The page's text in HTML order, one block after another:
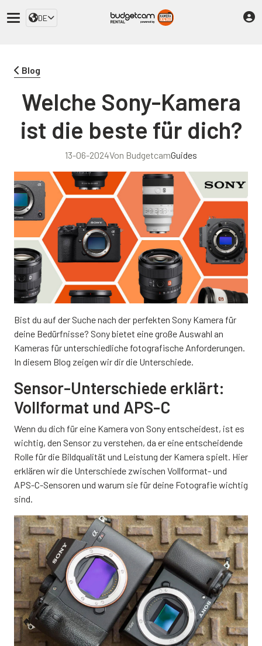
DE
Blog
Welche Sony-Kamera
ist die beste für dich?
13-06-2024Von BudgetcamGuides
Bist du auf der Suche nach der perfekten Sony Kamera für
deine Bedürfnisse? Sony bietet eine große Auswahl an
Kameras für unterschiedliche fotografische Anforderungen.
In diesem Blog zeigen wir dir die Unterschiede.
Sensor-Unterschiede erklärt:
Vollformat und APS-C
Wenn du dich für eine Kamera von Sony entscheidest, ist es
wichtig, den Sensor zu verstehen, da er eine entscheidende
Rolle für die Bildqualität und Leistung der Kamera spielt. Hier
erklären wir die Unterschiede zwischen Vollformat- und
APS-C-Sensoren und warum sie für deine Fotografie wichtig
sind.